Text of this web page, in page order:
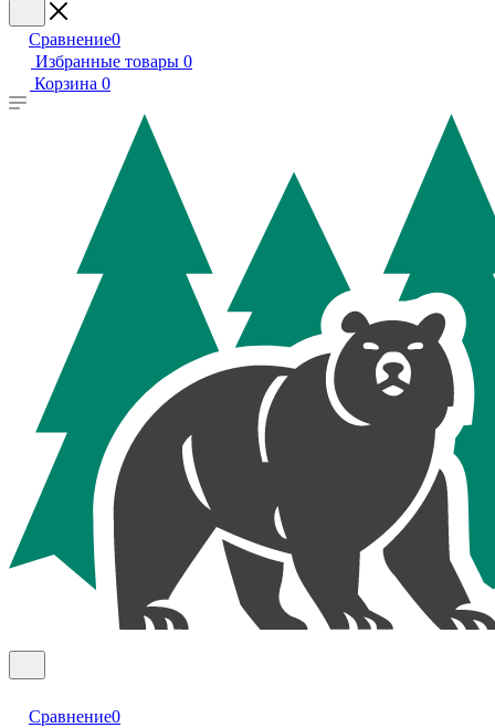
Сравнение0
Избранные товары 0
Корзина 0
Сравнение0